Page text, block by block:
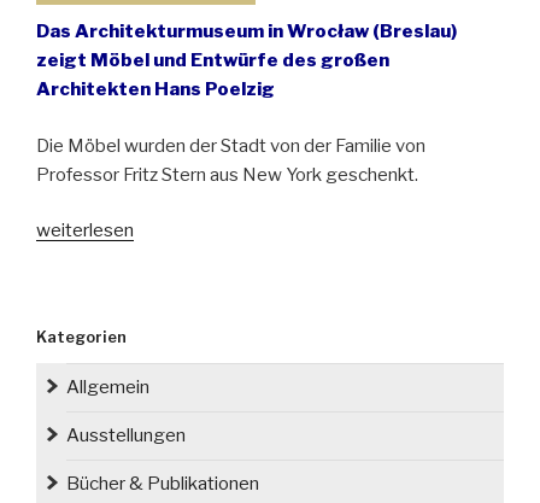
Das Architekturmuseum in Wrocław (Breslau)
zeigt Möbel und Entwürfe des großen
Architekten Hans Poelzig
Die Möbel wurden der Stadt von der Familie von
Professor Fritz Stern aus New York geschenkt.
„Von
York
und
Wrocław“
weiterlesen
Kategorien
Allgemein
Ausstellungen
Bücher & Publikationen